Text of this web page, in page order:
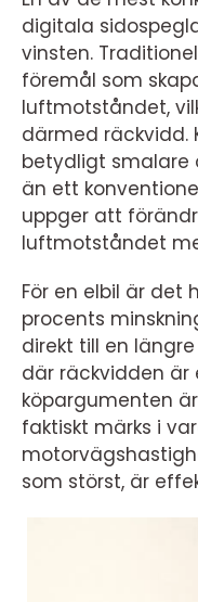
digitala
vinsten.
föremål som
luftmotståndet,
därmed räckvidd.
betydligt smalare
än ett
uppger att
luftmotståndet
För en elbil är det
procents
direkt till en
där räckvidden
köpargumenten
faktiskt märks i
som störst, är